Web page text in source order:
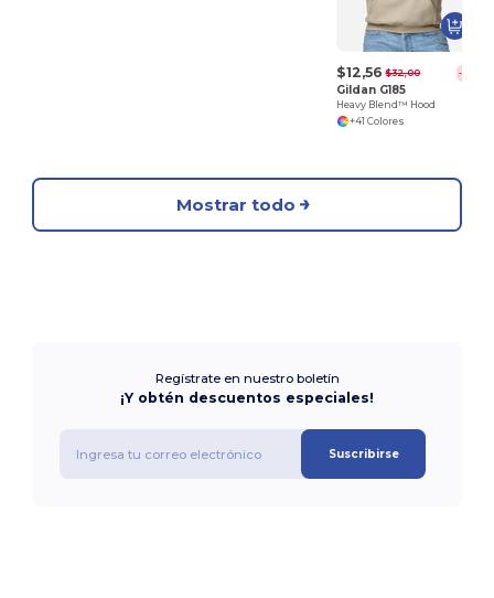
$12,56 $32,00 -61%
Gildan G185
Heavy Blend™ Hood
+41 Colores
Mostrar todo
Regístrate en nuestro boletín
¡Y obtén descuentos especiales!
Suscribirse